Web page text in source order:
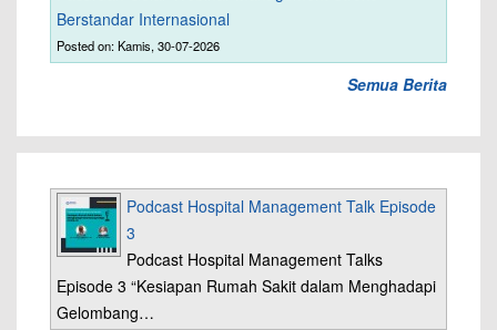
Berstandar Internasional
Posted on: Kamis, 30-07-2026
Semua Berita
Podcast Hospital Management Talk Episode
3
Podcast Hospital Management Talks
Episode 3 “Kesiapan Rumah Sakit dalam Menghadapi
Gelombang…